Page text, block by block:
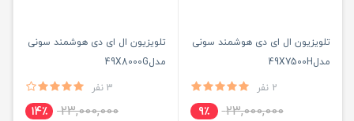
تلویزیون ال ای دی هوشمند سونی
مدل49X7500H
2 نفر
23,000,000 9٪
تلویزیون ال ای دی هوشمند سونی
مدل49X8000G
3 نفر
23,000,000 14٪